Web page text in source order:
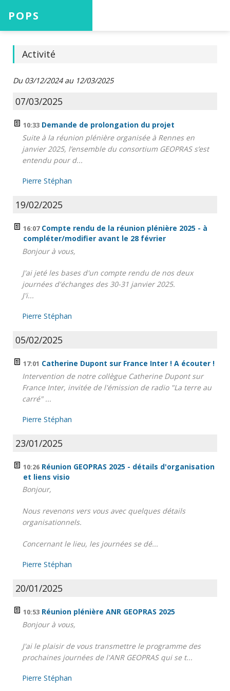
POPS
Accueil
Projets
Aide
Activité
Du 03/12/2024 au 12/03/2025
07/03/2025
10:33 Demande de prolongation du projet
Suite à la réunion plénière organisée à Rennes en
janvier 2025, l’ensemble du consortium GEOPRAS s’est
entendu pour d...
Pierre Stéphan
19/02/2025
16:07 Compte rendu de la réunion plénière 2025 - à
compléter/modifier avant le 28 février
Bonjour à vous,
J'ai jeté les bases d'un compte rendu de nos deux
journées d'échanges des 30-31 janvier 2025.
J'i...
Pierre Stéphan
05/02/2025
17:01 Catherine Dupont sur France Inter ! A écouter !
Intervention de notre collègue Catherine Dupont sur
France Inter, invitée de l'émission de radio "La terre au
carré" ...
Pierre Stéphan
23/01/2025
10:26 Réunion GEOPRAS 2025 - détails d'organisation
et liens visio
Bonjour,
Nous revenons vers vous avec quelques détails
organisationnels.
Concernant le lieu, les journées se dé...
Pierre Stéphan
20/01/2025
10:53 Réunion plénière ANR GEOPRAS 2025
Bonjour à vous,
J'ai le plaisir de vous transmettre le programme des
prochaines journées de l'ANR GEOPRAS qui se t...
Pierre Stéphan